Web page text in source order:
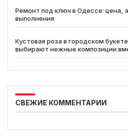
Ремонт под ключ в Одессе: цена,
выполнения
Кустовая роза в городском
выбирают нежные композиции
СВЕЖИЕ КОММЕНТАРИИ